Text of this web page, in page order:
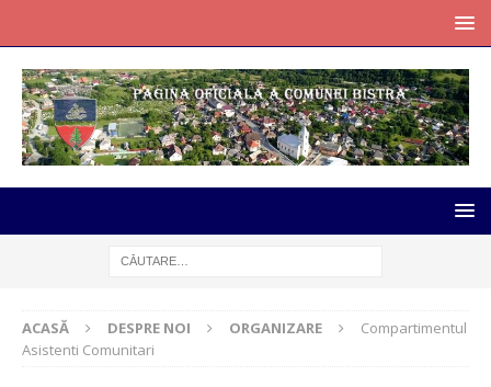
ACASĂ DESPRE NOI ORGANIZARE
Compartimentul
Asistenti Comunitari